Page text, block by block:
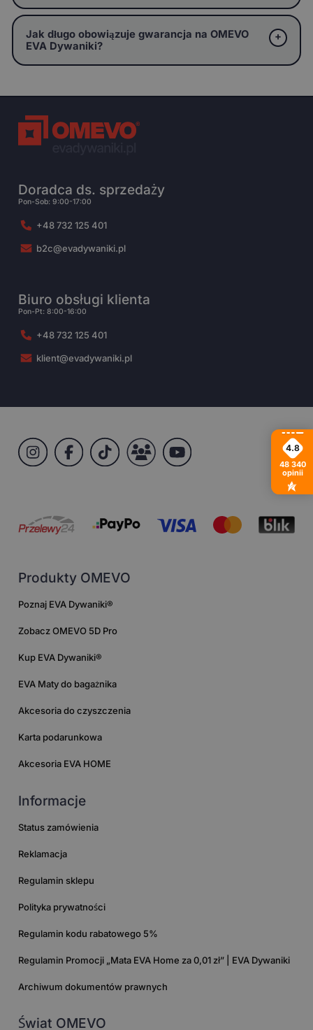
Jak długo obowiązuje gwarancja na OMEVO
EVA Dywaniki?
Doradca ds. sprzedaży
Pon-Sob: 9:00-17:00
+48 732 125 401
b2c@evadywaniki.pl
Biuro obsługi klienta
Pon-Pt: 8:00-16:00
+48 732 125 401
klient@evadywaniki.pl
Produkty OMEVO
Poznaj EVA Dywaniki®
Zobacz OMEVO 5D Pro
Kup EVA Dywaniki®
EVA Maty do bagażnika
Akcesoria do czyszczenia
Karta podarunkowa
Akcesoria EVA HOME
Informacje
Status zamówienia
Reklamacja
Regulamin sklepu
Polityka prywatności
Regulamin kodu rabatowego 5%
Regulamin Promocji „Mata EVA Home za 0,01 zł” | EVA Dywaniki
Archiwum dokumentów prawnych
Świat OMEVO
4.8
48 340
opinii